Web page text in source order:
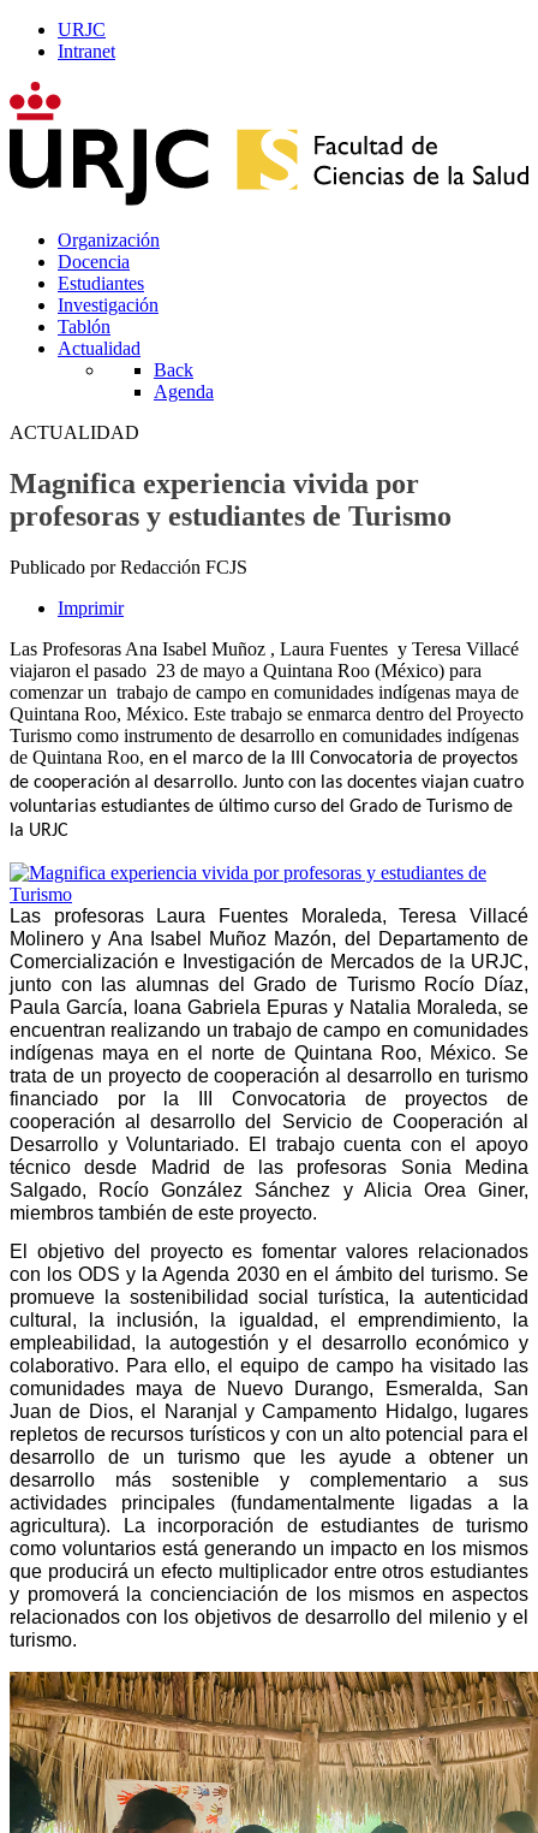
URJC
Intranet
Organización
Docencia
Estudiantes
Investigación
Tablón
Actualidad
Back
Agenda
ACTUALIDAD
Magnifica experiencia vivida por
profesoras y estudiantes de Turismo
Publicado por Redacción FCJS
Imprimir
Las Profesoras Ana Isabel Muñoz , Laura Fuentes y Teresa Villacé
viajaron el pasado 23 de mayo a Quintana Roo (México) para
comenzar un trabajo de campo en comunidades indígenas maya de
Quintana Roo, México. Este trabajo se enmarca dentro del Proyecto
Turismo como instrumento de desarrollo en comunidades indígenas
de Quintana Roo, en el marco de la III Convocatoria de proyectos
de cooperación al desarrollo. Junto con las docentes viajan cuatro
voluntarias estudiantes de último curso del Grado de Turismo de
la URJC
Las profesoras Laura Fuentes Moraleda, Teresa Villacé
Molinero y Ana Isabel Muñoz Mazón, del Departamento de
Comercialización e Investigación de Mercados de la URJC,
junto con las alumnas del Grado de Turismo Rocío Díaz,
Paula García, Ioana Gabriela Epuras y Natalia Moraleda, se
encuentran realizando un trabajo de campo en comunidades
indígenas maya en el norte de Quintana Roo, México. Se
trata de un proyecto de cooperación al desarrollo en turismo
financiado por la III Convocatoria de proyectos de
cooperación al desarrollo del Servicio de Cooperación al
Desarrollo y Voluntariado. El trabajo cuenta con el apoyo
técnico desde Madrid de las profesoras Sonia Medina
Salgado, Rocío González Sánchez y Alicia Orea Giner,
miembros también de este proyecto.
El objetivo del proyecto esfomentar valores relacionados
con los ODS y la Agenda 2030 en el ámbito del turismo. Se
promueve la sostenibilidad social turística, la autenticidad
cultural, la inclusión, la igualdad, el emprendimiento, la
empleabilidad, la autogestión y el desarrollo económico y
colaborativo. Para ello, el equipo de campo ha visitado las
comunidades maya de Nuevo Durango, Esmeralda, San
Juan de Dios, el Naranjal y Campamento Hidalgo, lugares
repletos de recursos turísticos y con un alto potencial para el
desarrollo de un turismo que les ayude a obtener un
desarrollo más sostenible y complementario a sus
actividades principales (fundamentalmente ligadas a la
agricultura). La incorporación de estudiantes de turismo
como voluntarios está generando un impacto en los mismos
que producirá un efecto multiplicador entre otros estudiantes
y promoverá la concienciación de los mismos en aspectos
relacionados con los objetivos de desarrollo del milenio y el
turismo.